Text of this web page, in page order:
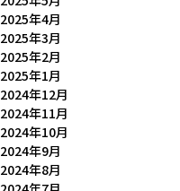
2025年4月
2025年3月
2025年2月
2025年1月
2024年12月
2024年11月
2024年10月
2024年9月
2024年8月